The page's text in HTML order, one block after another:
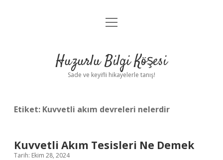
Anasayfa
Yasal Uyarı
menüyü
Huzurlu Bilgi Köşesi
Sade ve keyifli hikayelerle tanış!
Etiket: Kuvvetli akım devreleri nelerdir
Kuvvetli Akım Tesisleri Ne Demek
Tarih: Ekim 28, 2024